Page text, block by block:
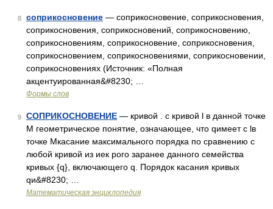
8 соприкосновение — соприкосновение, соприкосновения,
соприкосновения, соприкосновений, соприкосновению,
соприкосновениям, соприкосновение, соприкосновения,
соприкосновением, соприкосновениями, соприкосновении,
соприкосновениях (Источник: «Полная
акцентуированная&#8230; …
Формы слов
9 СОПРИКОСНОВЕНИЕ — кривой . с кривой l в данной точке
М геометрическое понятие, означающее, что qимеет с lв
точке Мкасание максимального порядка по сравнению с
любой кривой из иек рого заранее данного семейства
кривых {q}, включающего q. Порядок касания кривых
qи&#8230; …
Математическая энциклопедия